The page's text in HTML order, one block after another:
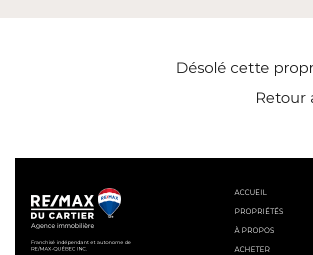
Désolé cette
Retour
Franchisé indépendant et autonome de
RE/MAX-QUÉBEC INC.
ACCUEIL
PROPRIÉTÉS
À PROPOS
ACHETER